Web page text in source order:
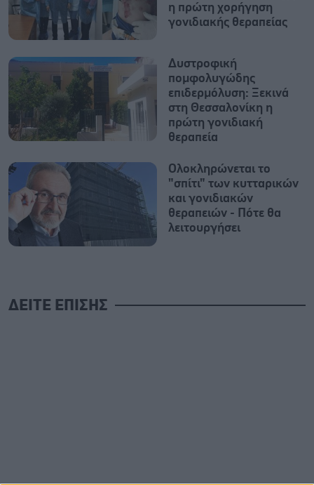
η πρώτη χορήγηση
γονιδιακής θεραπείας
Δυστροφική
πομφολυγώδης
επιδερμόλυση: Ξεκινά
στη Θεσσαλονίκη η
πρώτη γονιδιακή
θεραπεία
Ολοκληρώνεται το
"σπίτι" των κυτταρικών
και γονιδιακών
θεραπειών - Πότε θα
λειτουργήσει
ΔΕΙΤΕ ΕΠΙΣΗΣ